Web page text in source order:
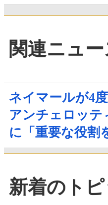
関連ニュー
ネイマールが4
アンチェロッテ
に「重要な役割
新着のト